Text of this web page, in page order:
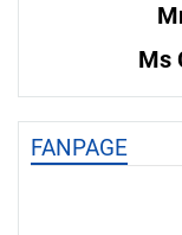
Ms
FANPAGE